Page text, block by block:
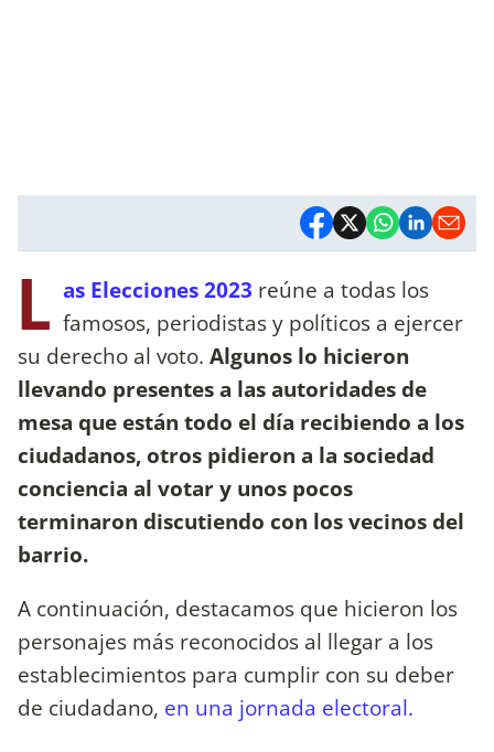
L as Elecciones 2023 reúne a todas los
famosos, periodistas y políticos a ejercer
su derecho al voto. Algunos lo hicieron
llevando presentes a las autoridades de
mesa que están todo el día recibiendo a los
ciudadanos, otros pidieron a la sociedad
conciencia al votar y unos pocos
terminaron discutiendo con los vecinos del
barrio.
A continuación, destacamos que hicieron los
personajes más reconocidos al llegar a los
establecimientos para cumplir con su deber
de ciudadano, en una jornada electoral.